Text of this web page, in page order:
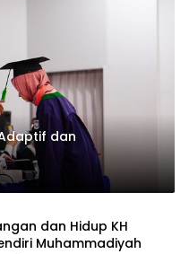
dan
dan Hidup KH
Muhammadiyah